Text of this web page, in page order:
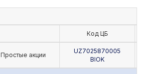
Код ЦБ
Простые акции
UZ7025870005
BIOK